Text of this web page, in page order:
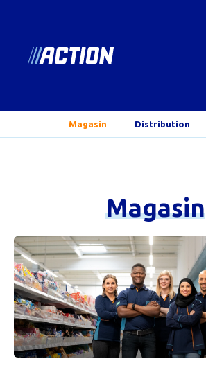
fr.action.jobs
Magasin Distribution
Magasin